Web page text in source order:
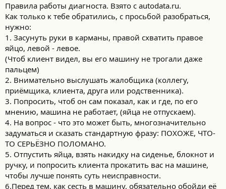
с
т
и
Правила работы диагноста. Взято с autodata.ru.
Как только к тебе обратились, с просьбой разобраться,
нужно:
1. Засунуть руки в карманы, правой схватить правое
яйцо, левой - левое.
(Чтоб клиент видел, вы его машину не трогали даже
пальцем)
2. Внимательно выслушать жалобщика (коллегу,
приёмщика, клиента, друга или родственника).
3. Попросить, чтоб он сам показал, как и где, по его
мнению, машина не работает, (яйца не отпускаем).
4. На вопрос - что это может быть, многозначительно
задуматься и сказать стандартную фразу: ПОХОЖЕ, ЧТО-
ТО СЕРЬЁЗНО ПОЛОМАНО.
5. Отпустить яйца, взять накидку на сиденье, блокнот и
ручку, и попросить клиента прокатить вас на машине,
чтобы лучше понять суть неисправности.
6.Перед тем, как сесть в машину, обязательно обойди её